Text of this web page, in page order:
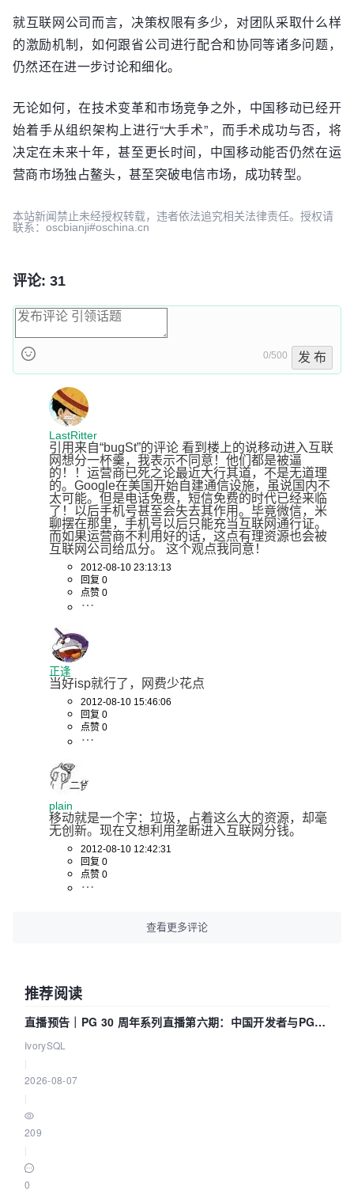
就互联网公司而言，决策权限有多少，对团队采取什么样
的激励机制，如何跟省公司进行配合和协同等诸多问题，
仍然还在进一步讨论和细化。
无论如何，在技术变革和市场竞争之外，中国移动已经开
始着手从组织架构上进行“大手术”，而手术成功与否，将
决定在未来十年，甚至更长时间，中国移动能否仍然在运
营商市场独占鳌头，甚至突破电信市场，成功转型。
本站新闻禁止未经授权转载，违者依法追究相关法律责任。授权请
联系：oscbianji#oschina.cn
评论: 31
0/500 发 布
LastRitter
引用来自“bugSt”的评论 看到楼上的说移动进入互联
网想分一杯羹，我表示不同意！他们都是被逼
的！！运营商已死之论最近大行其道，不是无道理
的。Google在美国开始自建通信设施，虽说国内不
太可能。但是电话免费，短信免费的时代已经来临
了！以后手机号甚至会失去其作用。毕竟微信，米
聊摆在那里，手机号以后只能充当互联网通行证。
而如果运营商不利用好的话，这点有理资源也会被
互联网公司给瓜分。 这个观点我同意！
2012-08-10 23:13:13
回复 0
点赞 0
正逢
当好isp就行了，网费少花点
2012-08-10 15:46:06
回复 0
点赞 0
plain
移动就是一个字：垃圾，占着这么大的资源，却毫
无创新。现在又想利用垄断进入互联网分钱。
2012-08-10 12:42:31
回复 0
点赞 0
查看更多评论
推荐阅读
直播预告｜PG 30 周年系列直播第六期：中国开发者与PG内
核——我们改得动吗？我们贡献了什么？
IvorySQL
2026-08-07
209
0